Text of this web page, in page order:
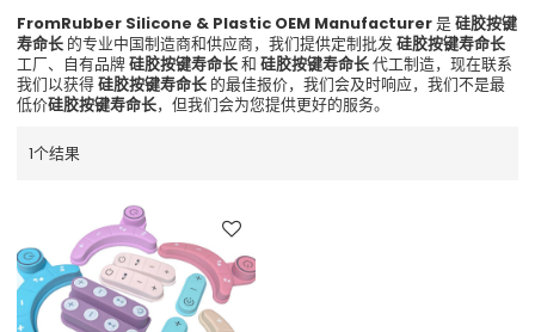
FromRubber Silicone & Plastic OEM Manufacturer是硅胶按键
寿命长 的专业中国制造商和供应商，我们提供定制批发硅胶按键寿命长
工厂、自有品牌硅胶按键寿命长和硅胶按键寿命长代工制造，现在联系
我们以获得硅胶按键寿命长 的最佳报价，我们会及时响应，我们不是最
低价硅胶按键寿命长，但我们会为您提供更好的服务。
1个结果